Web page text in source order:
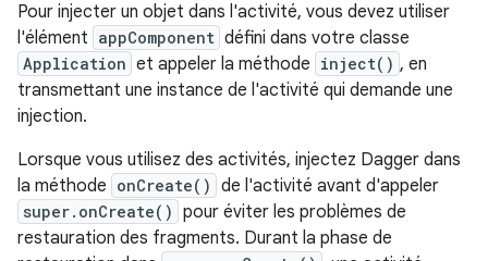
Pour injecter un objet dans l'activité, vous devez utiliser
l'élément appComponent défini dans votre classe
Application et appeler la méthode inject() , en
transmettant une instance de l'activité qui demande une
injection.
Lorsque vous utilisez des activités, injectez Dagger dans
la méthode onCreate() de l'activité avant d'appeler
super.onCreate() pour éviter les problèmes de
restauration des fragments. Durant la phase de